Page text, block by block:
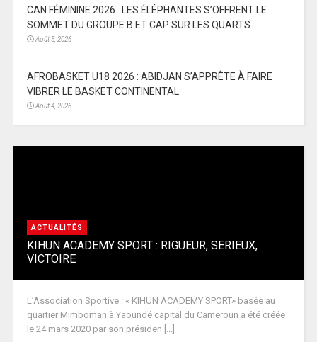
CAN FÉMININE 2026 : LES ÉLÉPHANTES S’OFFRENT LE
SOMMET DU GROUPE B ET CAP SUR LES QUARTS
Août 5, 2026
AFROBASKET U18 2026 : ABIDJAN S’APPRÊTE À FAIRE
VIBRER LE BASKET CONTINENTAL
Août 4, 2026
ACTUALITÉS
KIHUN ACADEMY SPORT : RIGUEUR, SERIEUX,
VICTOIRE
L’Association Sportive : « KIHUN ACADEMY SPORT» basée au
quartier Mimboman à Yaoundé capital du Cameroun a été créée
le 24 mars 2020 par son présiden [...]